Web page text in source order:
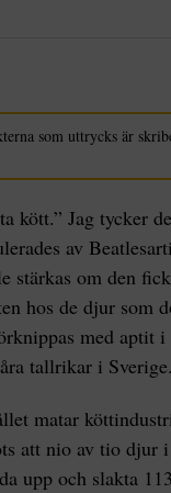
som uttrycks är
kött.” Jag tycker
av
stärkas om den
hos de djur som
med aptit i
tallrikar i Sverige.
matar
att nio av tio djur
upp och slakta